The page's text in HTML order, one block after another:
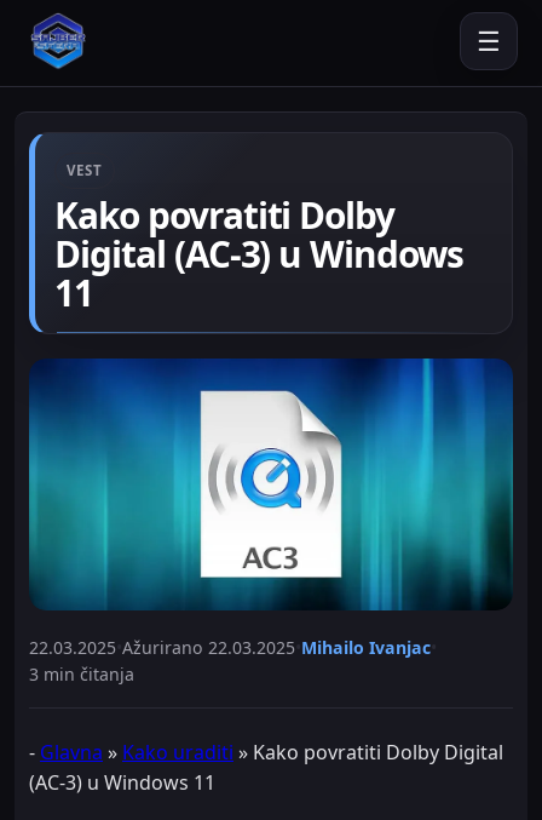
☰
VEST
Kako povratiti Dolby
Digital (AC-3) u Windows
11
22.03.2025 Ažurirano 22.03.2025 Mihailo Ivanjac
3 min čitanja
- Glavna » Kako uraditi » Kako povratiti Dolby Digital
(AC-3) u Windows 11